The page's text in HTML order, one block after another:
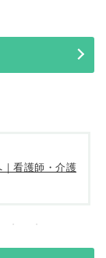
看護師・介護